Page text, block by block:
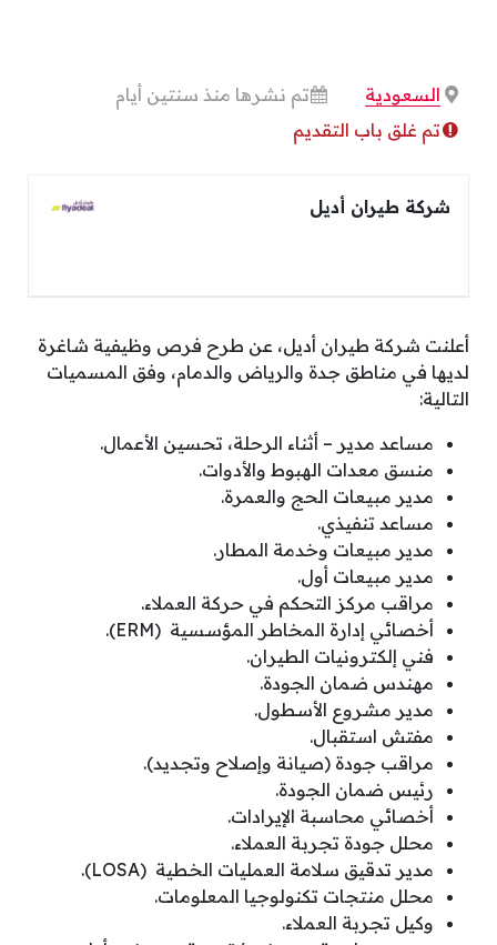
السعودية
تم نشرها منذ سنتين أيام
تم غلق باب التقديم
شركة طيران أديل
أعلنت شركة طيران أديل، عن طرح فرص وظيفية شاغرة
لديها في مناطق جدة والرياض والدمام، وفق المسميات
التالية:
مساعد مدير – أثناء الرحلة، تحسين الأعمال.
منسق معدات الهبوط والأدوات.
مدير مبيعات الحج والعمرة.
مساعد تنفيذي.
مدير مبيعات وخدمة المطار.
مدير مبيعات أول.
مراقب مركز التحكم في حركة العملاء.
أخصائي إدارة المخاطر المؤسسية (ERM).
فني إلكترونيات الطيران.
مهندس ضمان الجودة.
مدير مشروع الأسطول.
مفتش استقبال.
مراقب جودة (صيانة وإصلاح وتجديد).
رئيس ضمان الجودة.
أخصائي محاسبة الإيرادات.
محلل جودة تجربة العملاء.
مدير تدقيق سلامة العمليات الخطية (LOSA).
محلل منتجات تكنولوجيا المعلومات.
وكيل تجربة العملاء.